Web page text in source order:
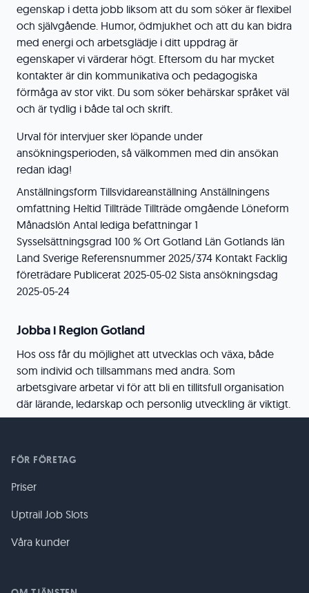
egenskap i detta jobb liksom att du som söker är flexibel
och självgående. Humor, ödmjukhet och att du kan bidra
med energi och arbetsglädje i ditt uppdrag är
egenskaper vi värderar högt. Eftersom du har mycket
kontakter är din kommunikativa och pedagogiska
förmåga av stor vikt. Du som söker behärskar språket väl
och är tydlig i både tal och skrift.
Urval för intervjuer sker löpande under
ansökningsperioden, så välkommen med din ansökan
redan idag!
Anställningsform Tillsvidareanställning Anställningens
omfattning Heltid Tillträde Tillträde omgående Löneform
Månadslön Antal lediga befattningar 1
Sysselsättningsgrad 100 % Ort Gotland Län Gotlands län
Land Sverige Referensnummer 2025/374 Kontakt Facklig
företrädare Publicerat 2025-05-02 Sista ansökningsdag
2025-05-24
Jobba i Region Gotland
Hos oss får du möjlighet att utvecklas och växa, både
som individ och tillsammans med andra. Som
arbetsgivare arbetar vi för att bli en tillitsfull organisation
där lärande, ledarskap och personlig utveckling är viktigt.
FÖR FÖRETAG
Priser
Uptrail Job Slots
Våra kunder